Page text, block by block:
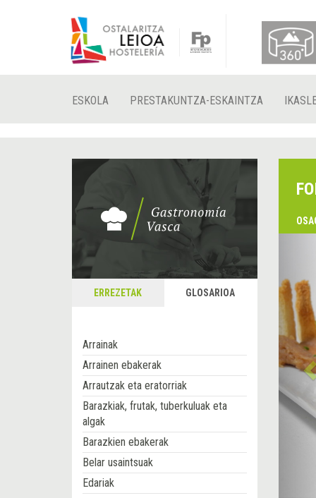
ESKOLA PRESTAKUNTZA-ESKAINTZA
ERREZETAK GLOSARIOA
Arrainak
Arrainen ebakerak
Arrautzak eta eratorriak
Barazkiak, frutak, tuberkuluak eta
algak
Barazkien ebakerak
Belar usaintsuak
Edariak